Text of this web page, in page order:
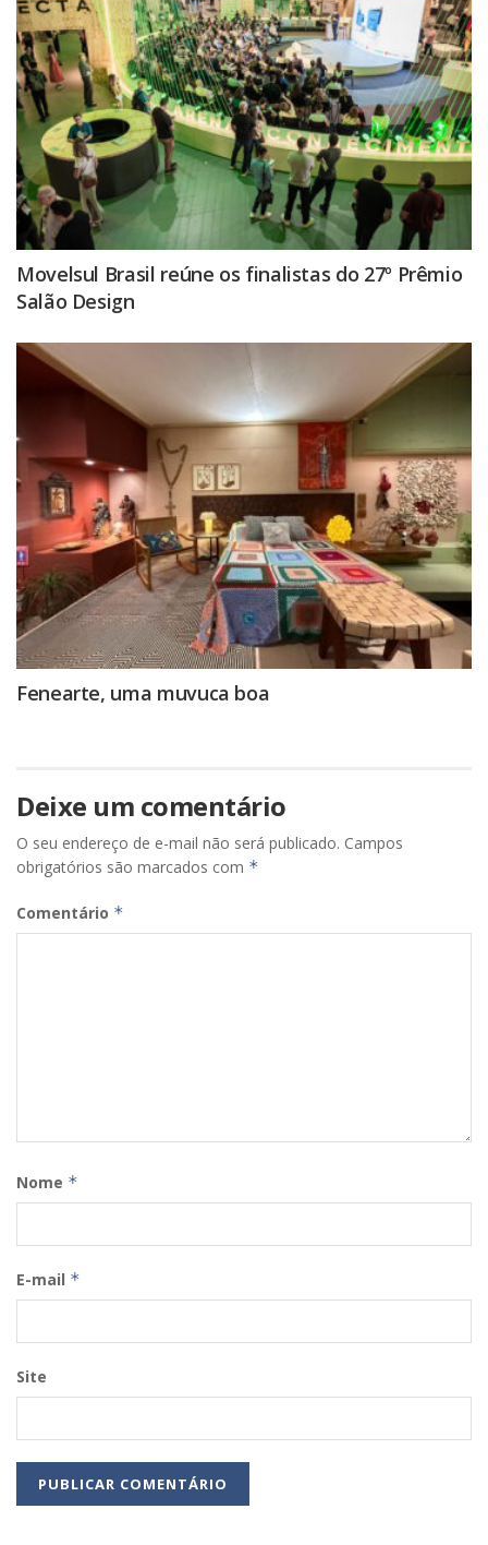
Movelsul Brasil reúne os finalistas do 27º Prêmio
Salão Design
Fenearte, uma muvuca boa
Deixe um comentário
O seu endereço de e-mail não será publicado. Campos
obrigatórios são marcados com *
Comentário *
Nome *
E-mail *
Site